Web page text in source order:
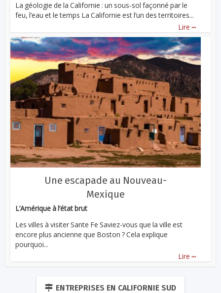
La géologie de la Californie : un sous‑sol façonné par le
feu, l’eau et le temps La Californie est l’un des territoires...
Lire ...
Une escapade au Nouveau-
Mexique
L’Amérique à l’état brut
Les villes à visiter Sante Fe Saviez-vous que la ville est
encore plus ancienne que Boston ? Cela explique
pourquoi...
Lire ...
ENTREPRISES EN CALIFORNIE SUD